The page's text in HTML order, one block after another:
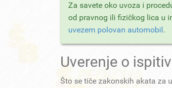
Za savete oko uvoza i
od pravnog ili fizičkog lica u
uvezem polovan automobil.
Uverenje o
Što se tiče zakonskih akata za